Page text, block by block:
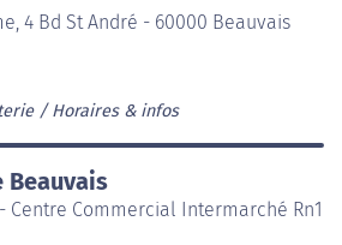
4 Bd St André - 60000 Beauvais
Horaires & infos
Beauvais
Centre Commercial Intermarché Rn1